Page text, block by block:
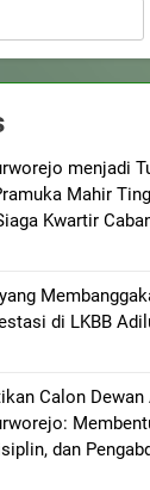
menjadi
Mahir
Kwartir
di LKBB
Calon
dan